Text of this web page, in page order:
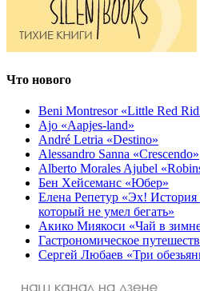
Что нового
Beni Montresor «Little Red
Ajo «Aapjes-land»
André Letria «Destino»
Alessandro Sanna «Crescendo»
Alberto Morales Ajubel
Бен Хейсеманс «Юбер»
Елена Репетур «Эх! История
который не умел бегать»
Акико Миякоси «Чай в
Гастрономическое
Сергей Любаев «Три